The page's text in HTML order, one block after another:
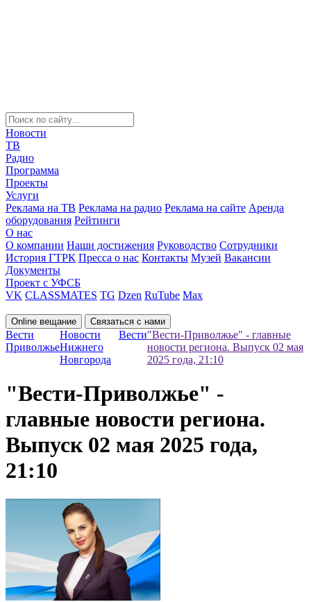
Новости
ТВ
Радио
Программа
Проекты
Услуги
Реклама на ТВ Реклама на радио Реклама на сайте Аренда
оборудования Рейтинги
О нас
О компании Наши достижения Руководство Сотрудники
История ГТРК Пресса о нас Контакты Музей Вакансии
Документы
Проект с УФСБ
VK CLASSMATES TG Dzen RuTube Max
Online вещание Связаться с нами
Вести
Приволжье
Новости
Нижнего
Новгорода
Вести"Вести-Приволжье" - главные
новости региона. Выпуск 02 мая
2025 года, 21:10
"Вести-Приволжье" -
главные новости региона.
Выпуск 02 мая 2025 года,
21:10